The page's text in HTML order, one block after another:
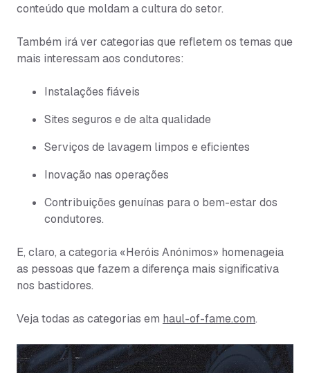
conteúdo que moldam a cultura do setor.
Também irá ver categorias que refletem os temas que
mais interessam aos condutores:
Instalações fiáveis
Sites seguros e de alta qualidade
Serviços de lavagem limpos e eficientes
Inovação nas operações
Contribuições genuínas para o bem-estar dos
condutores.
E, claro, a categoria «Heróis Anónimos» homenageia
as pessoas que fazem a diferença mais significativa
nos bastidores.
Veja todas as categorias em haul-of-fame.com.